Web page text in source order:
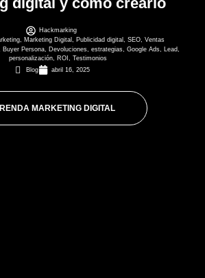
Hackmarking
, Marketing Digital , Publicidad digital , SEO, Ventas
Buyer Persona Devoluciones estrategias Google Ads Lead
personalización
ROI
Testimonios
Blog
abril 16, 2025
MARKETING DIGITAL